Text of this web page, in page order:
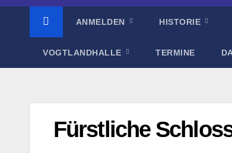
ANMELDEN HISTORIE
VOGTLANDHALLE TERMINE
Fürstliche